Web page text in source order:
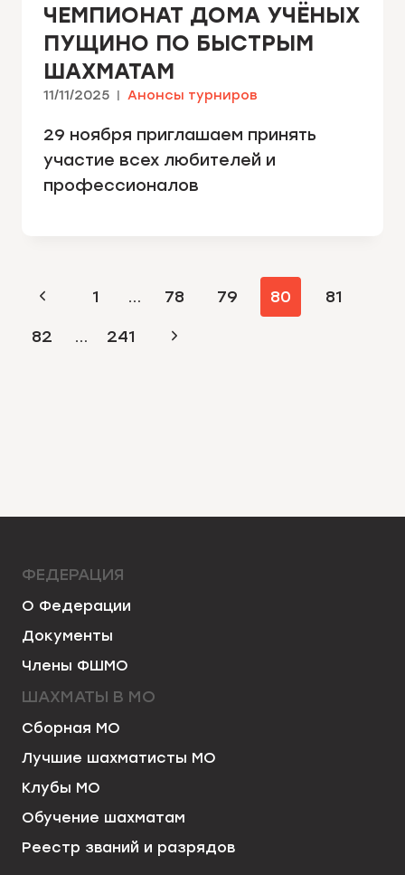
ЧЕМПИОНАТ ДОМА УЧЁНЫХ
ПУЩИНО ПО БЫСТРЫМ
ШАХМАТАМ
11/11/2025 Анонсы турниров
29 ноября приглашаем принять
участие всех любителей и
профессионалов
НАВИГАЦИЯ
ПО
Предыдущая
страница
1 … 78 79 80
81
82
… 241
Следующая
ФЕДЕРАЦИЯ
О Федерации
Документы
Члены ФШМО
ШАХМАТЫ В МО
Сборная МО
Лучшие шахматисты МО
Клубы МО
Обучение шахматам
Реестр званий и разрядов